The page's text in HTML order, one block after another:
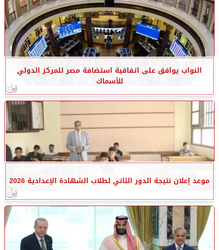
النواب يوافق على اتفاقية استضافة مصر للمركز الدولي
للأسماك
موعد إعلان نتيجة الدور الثاني لطلاب الشهادة الإعدادية 2026